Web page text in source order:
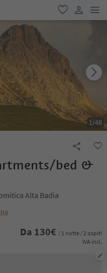
favoriti
user link
1/48
bed &
Alta Badia
Da 130€ / 1 notte / 2 ospiti
IVA incl.